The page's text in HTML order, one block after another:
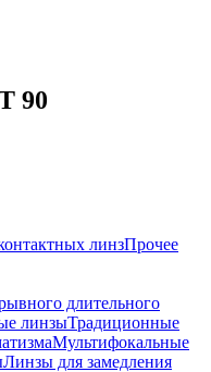
90
линзПрочее
длительного
линзыТрадиционные
Мультифокальные
Линзы для замедления